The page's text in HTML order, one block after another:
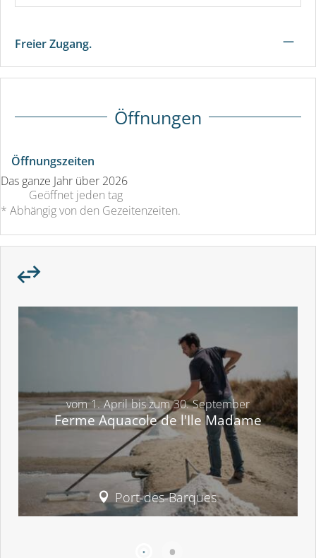
Freier Zugang. —
Öffnungen
Öffnungszeiten
Das ganze Jahr über 2026
Geöffnet jeden tag
* Abhängig von den Gezeitenzeiten.
vom 1. April bis zum 30. September
Ferme Aquacole de l'Ile Madame
Port-des-Barques